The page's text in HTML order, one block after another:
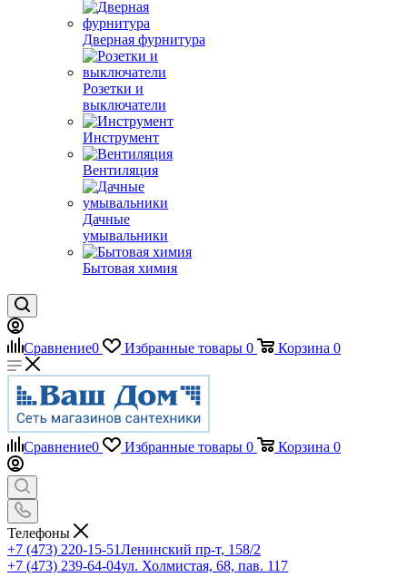
Дверная фурнитура
Розетки и
выключатели
Инструмент
Вентиляция
Дачные
умывальники
Бытовая химия
Сравнение0 Избранные товары 0 Корзина 0
Сравнение0 Избранные товары 0 Корзина 0
Телефоны
+7 (473) 220-15-51Ленинский пр-т, 158/2
+7 (473) 239-64-04ул. Холмистая, 68, пав. 117